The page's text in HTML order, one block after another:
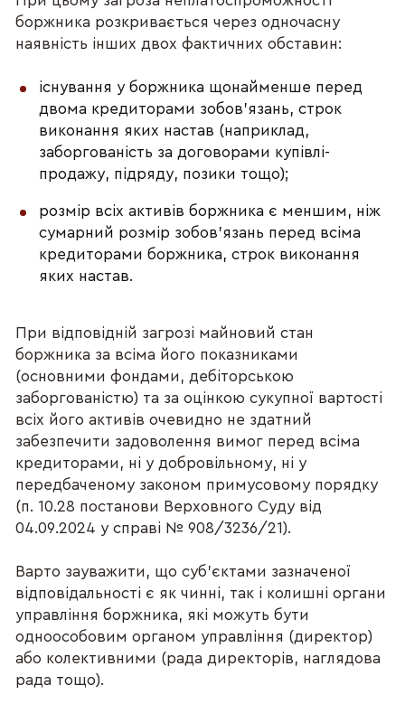
боржника розкривається через одночасну
наявність інших двох фактичних обставин:
існування у боржника щонайменше перед
двома кредиторами зобов’язань, строк
виконання яких настав (наприклад,
заборгованість за договорами купівлі-
продажу, підряду, позики тощо);
розмір всіх активів боржника є меншим, ніж
сумарний розмір зобов’язань перед всіма
кредиторами боржника, строк виконання
яких настав.
При відповідній загрозі майновий стан
боржника за всіма його показниками
(основними фондами, дебіторською
заборгованістю) та за оцінкою сукупної вартості
всіх його активів очевидно не здатний
забезпечити задоволення вимог перед всіма
кредиторами, ні у добровільному, ні у
передбаченому законом примусовому порядку
(п. 10.28 постанови Верховного Суду від
04.09.2024 у справі № 908/3236/21).
Варто зауважити, що суб’єктами зазначеної
відповідальності є як чинні, так і колишні органи
управління боржника, які можуть бути
одноособовим органом управління (директор)
або колективними (рада директорів, наглядова
рада тощо).